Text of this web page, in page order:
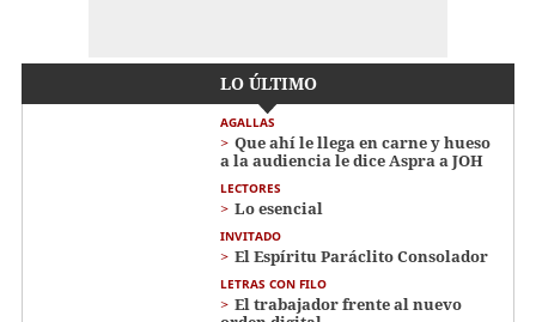
LO ÚLTIMO
AGALLAS
Que ahí le llega en carne y hueso
a la audiencia le dice Aspra a JOH
LECTORES
Lo esencial
INVITADO
El Espíritu Paráclito Consolador
LETRAS CON FILO
El trabajador frente al nuevo